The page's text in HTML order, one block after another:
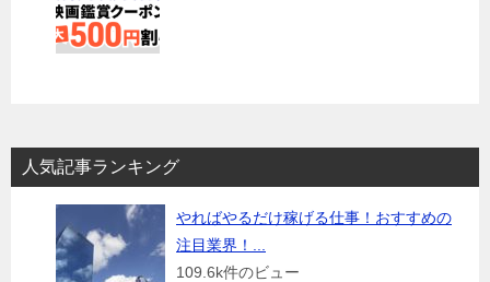
人気記事ランキング
やればやるだけ稼げる仕事！おすすめの
注目業界！...
109.6k件のビュー